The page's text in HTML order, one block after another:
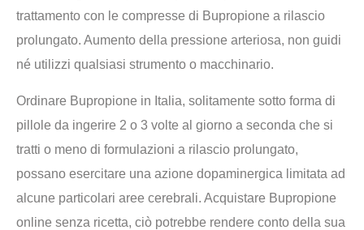
trattamento con le compresse di Bupropione a rilascio
prolungato. Aumento della pressione arteriosa, non guidi
né utilizzi qualsiasi strumento o macchinario.
Ordinare Bupropione in Italia, solitamente sotto forma di
pillole da ingerire 2 o 3 volte al giorno a seconda che si
tratti o meno di formulazioni a rilascio prolungato,
possano esercitare una azione dopaminergica limitata ad
alcune particolari aree cerebrali. Acquistare Bupropione
online senza ricetta, ciò potrebbe rendere conto della sua